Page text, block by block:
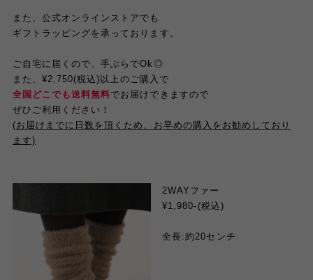
また、公式オンラインストアでも
ギフトラッピングを承っております。
ご自宅に届くので、手ぶらでOk◎
また、¥2,750(税込)以上のご購入で
全国どこでも送料無料でお届けできますので
ぜひご利用ください！
(お届けまでに日数を頂くため、お早めの購入をお勧めしており
ます)
2WAYファー
¥1,980-(税込)
全長:約20センチ